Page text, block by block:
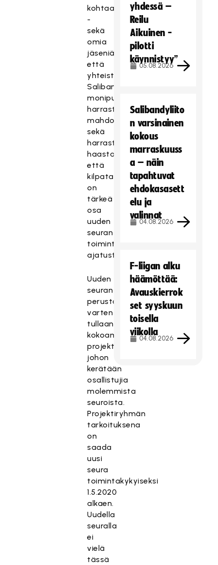
kohtaan
-
sekä
omia
jäseniä
että
yhteistyökumppaneita.
Salibandyn
monipuolisen
harrastamisen
mahdollistaminen
sekä
harrastus-,
haastaja-
että
kilpatasolla
on
tärkeä
osa
uuden
seuran
toiminta-
ajatusta.
Uuden
seuran
perustamista
varten
tullaan
kokoamaan
projektiryhmä,
johon
kerätään
osallistujia
molemmista
seuroista.
Projektiryhmän
tarkoituksena
on
saada
uusi
seura
toimintakykyiseksi
1.5.2020
alkaen.
Uudella
seuralla
ei
vielä
tässä
yhdessä –
Reilu
Aikuinen -
pilotti
käynnistyy”
05.08.2026
Salibandyliito
n varsinainen
kokous
marraskuuss
a – näin
tapahtuvat
ehdokasasett
elu ja
valinnat
04.08.2026
F-liigan alku
häämöttää:
Avauskierrok
set syyskuun
toisella
viikolla
04.08.2026